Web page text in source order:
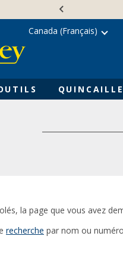
Canada (Français)
la page que vous avez
recherche par nom ou